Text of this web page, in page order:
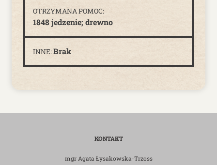
OTRZYMANA POMOC:
1848 jedzenie; drewno
INNE:Brak
KONTAKT
mgr Agata Łysakowska-Trzoss